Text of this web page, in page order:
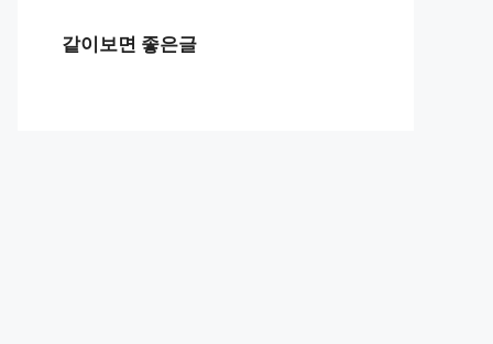
같이보면 좋은글